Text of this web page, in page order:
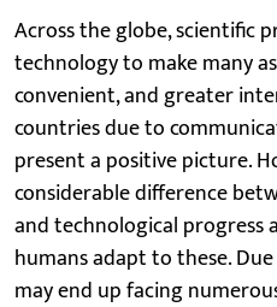
Across the globe, scientific
technology to make many
convenient, and greater
countries due to
present a positive picture.
considerable difference
and technological progress
humans adapt to these.
may end up facing